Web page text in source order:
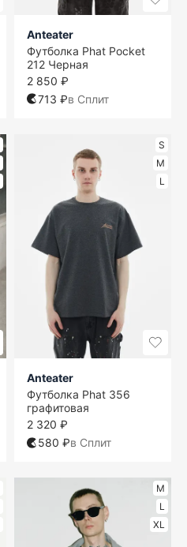
Anteater
Футболка Phat Pocket
212 Черная
2 850 ₽
713 ₽в Сплит
S
M
L
Anteater
Футболка Phat 356
графитовая
2 320 ₽
580 ₽в Сплит
M
L
XL